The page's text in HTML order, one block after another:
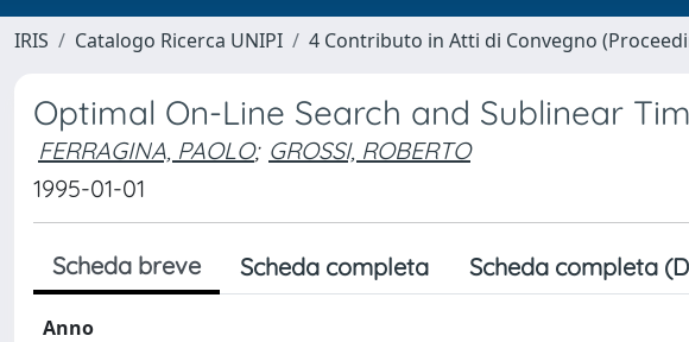
IRIS Catalogo Ricerca UNIPI 4 Contributo in Atti di Convegno
Optimal On-Line Search and Sublinear
FERRAGINA, PAOLO; GROSSI, ROBERTO
1995-01-01
Scheda breve Scheda completa Scheda completa
Anno